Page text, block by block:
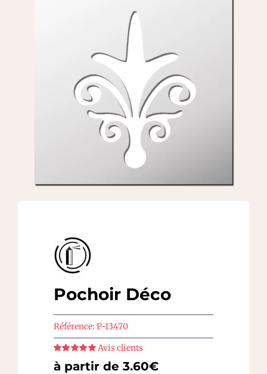
Pochoir Déco
Référence: P-13470
Note sur 5
Avis clients
à partir de 3.60€